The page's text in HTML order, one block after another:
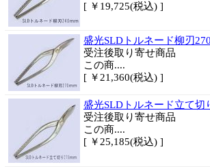
[ ￥19,725(税込) ]
盛光SLDトルネード柳刃
受注後取り寄せ商品
この商....
[ ￥21,360(税込) ]
盛光SLDトルネード立て切
受注後取り寄せ商品
この商....
[ ￥25,185(税込) ]